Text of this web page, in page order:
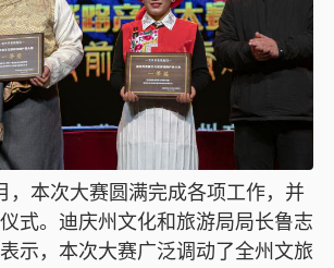
本次大赛圆满完成各项工作，并
式。迪庆州文化和旅游局局长鲁志
示，本次大赛广泛调动了全州文旅